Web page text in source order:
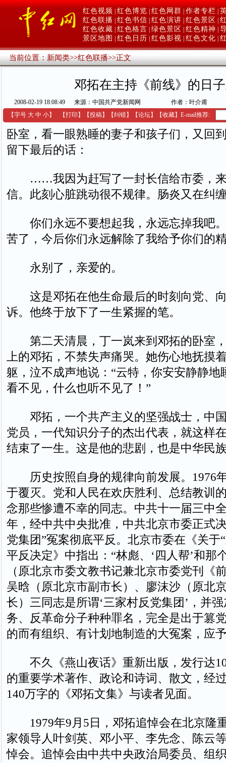
红色视频 红色博览 红色网群 作者专栏
红色联播 红色书信 红色演讲 红色景区
红色收藏 红色格言 绿色景区 红色精神
景区地图
红色日历 红色影视 红色文化
当前位置：新闻类>>红色联播>>正文
邓拓在主持《前线》的日
2008-02-19 18:08:49 来源：中国共产党新闻网
作者：叶介甫
【字号 大 中 小】 【打印 】 【投稿】 【纠错】 【论坛】 【收藏】 E-mail推荐:
卧室，看一眼熟睡的妻子和孩子们，又回
留下最后的话：
……我因为赶写了一封长信给市委，来
信。此刻心脏跳动很不规律。肠炎又在纠
你们永远不要想起我，永远忘掉我吧
苦了，今后你们永远解除了我给予你们的
永别了，亲爱的。
这是邓拓在他生命最后的时刻向党、
诉。他终于放下了一生紧握的笔。
第二天清晨，丁一岚来到邓拓的卧室
上的邓拓，不禁失声痛哭。她伤心地抚摸
躯，泣不成声地说：“云特，你安安静静地
看不见，什么也听不见了！”
邓拓，一个共产主义的坚强战士，中
党员，一代知识分子的杰出代表，就这样
结束了一生。这是他的悲剧，也是中华民
历史按照自身的规律向前发展。1976年
于覆灭。党和人民在欢庆胜利、总结教训
念那些惨遭不幸的同志。中共十一届三中
年，经中共中央批准，中共北京市委正式
党集团”冤案彻底平反。北京市委在《关于
平反决定》中指出：“林彪、‘四人帮’和那
（原北京市委文教书记兼北京市委党刊《
吴晗（原北京市副市长）、廖沫沙（原北
长）三同志是所谓‘三家村反党集团’，并
务、反革命分子种种罪名，完全是出于篡
的而有组织、有计划地制造的大冤案，应
不久《燕山夜话》重新出版，发行达
的重要学术著作、政论和诗词、散文，经
140万字的《邓拓文集》与读者见面。
1979年9月5日，邓拓追悼会在北京隆
家领导人叶剑英、邓小平、李先念、陈云
悼会。追悼会由中共中央政治局委员、组